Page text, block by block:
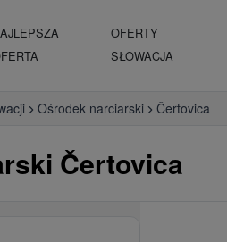
OFERTY
SŁOWACJA
Ośrodek narciarski Čertovica
Čertovica